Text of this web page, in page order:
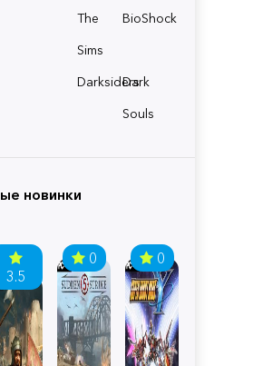
The
Sims
BioShock
Darksiders
Dark
Souls
новинки
3.5
0 0